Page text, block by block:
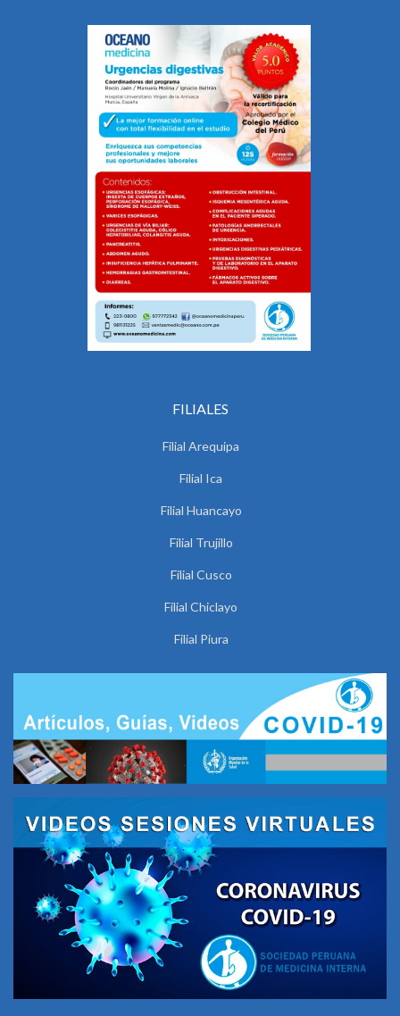
FILIALES
Filial Arequipa
Filial Ica
Filial Huancayo
Filial Trujillo
Filial Cusco
Filial Chiclayo
Filial Piura